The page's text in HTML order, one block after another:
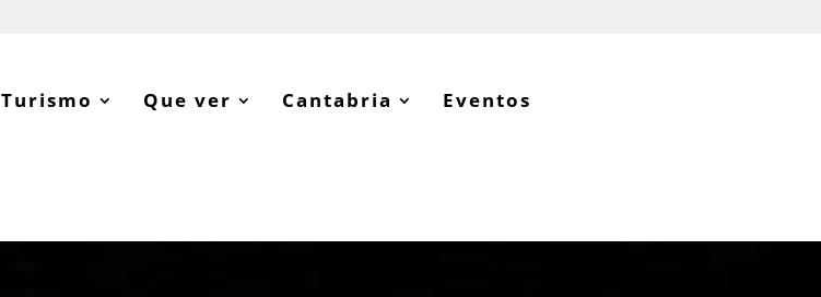
Turismo Que ver Cantabria Eventos